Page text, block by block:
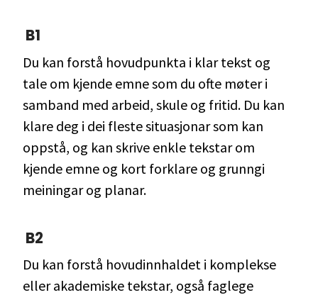
B1
Du kan forstå hovudpunkta i klar tekst og
tale om kjende emne som du ofte møter i
samband med arbeid, skule og fritid. Du kan
klare deg i dei fleste situasjonar som kan
oppstå, og kan skrive enkle tekstar om
kjende emne og kort forklare og grunngi
meiningar og planar.
B2
Du kan forstå hovudinnhaldet i komplekse
eller akademiske tekstar, også faglege